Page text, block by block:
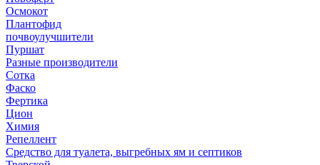
Осмокот
Плантофид
почвоулучшители
Пуршат
Разные производители
Сотка
Фаско
Фертика
Цион
Химия
Репеллент
Средство для туалета, выгребных ям и септиков